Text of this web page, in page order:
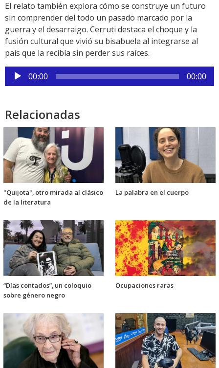
El relato también explora cómo se construye un futuro
sin comprender del todo un pasado marcado por la
guerra y el desarraigo. Cerruti destaca el choque y la
fusión cultural que vivió su bisabuela al integrarse al
país que la recibía sin perder sus raíces.
Reproductor
de
00:00 00:00
Relacionadas
"Quijota", otro mirada al clásico
de la literatura
La palabra en el cuerpo
“Días contados”, un coloquio
sobre género negro
Ocupaciones raras